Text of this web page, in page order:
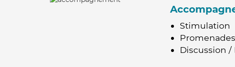
Stimulation
Promenades
Discussion /